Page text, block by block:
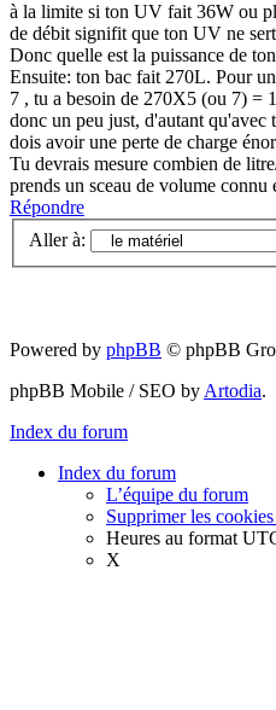
à la limite si ton UV fait 36W ou
de débit signifit que ton UV ne
Donc quelle est la puissance de
Ensuite: ton bac fait 270L. Pour
7 , tu a besoin de 270X5 (ou 7) =
donc un peu just, d'autant qu'avec
dois avoir une perte de charge
Tu devrais mesure combien de
prends un sceau de volume connu
Répondre
Aller à:
Powered by phpBB © phpBB
phpBB Mobile / SEO by Artodia.
Index du forum
Index du forum
L’équipe du forum
Supprimer les
Heures au format
X